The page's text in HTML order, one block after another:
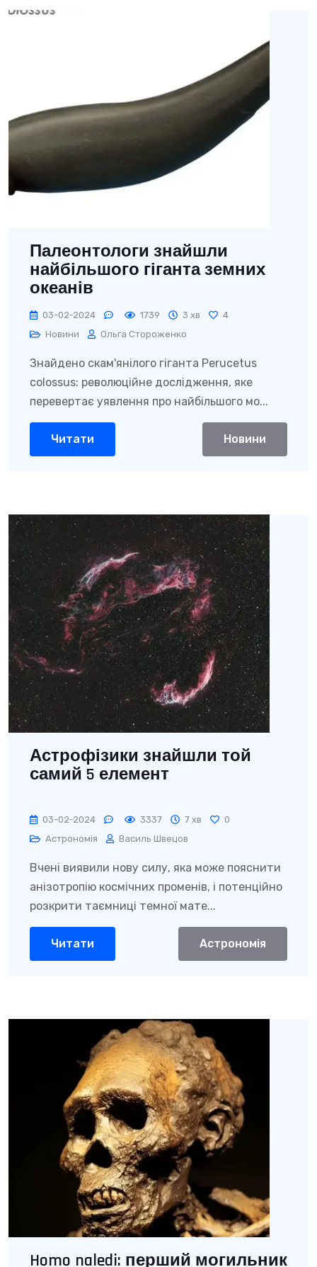
Палеонтологи знайшли
найбільшого гіганта земних
океанів
03-02-2024 1739 3 хв
4
Новини
Ольга Стороженко
Знайдено скам'янілого гіганта Perucetus
colossus: революційне дослідження, яке
перевертає уявлення про найбільшого мо...
Читати Новини
Астрофізики знайшли той
самий 5 елемент
03-02-2024 3337 7 хв
0
Астрономія
Василь Швецов
Вчені виявили нову силу, яка може пояснити
анізотропію космічних променів, і потенційно
розкрити таємниці темної мате...
Читати Астрономія
Homo naledi: перший могильник